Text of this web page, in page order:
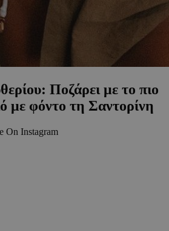
Ποζάρει με το πιο
με φόντο τη Σαντορίνη
On Instagram